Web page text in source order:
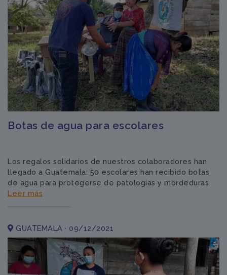
Botas de agua para escolares
Los regalos solidarios de nuestros colaboradores han
llegado a Guatemala: 50 escolares han recibido botas
de agua para protegerse de patologías y mordeduras
Leer más
GUATEMALA · 09/12/2021